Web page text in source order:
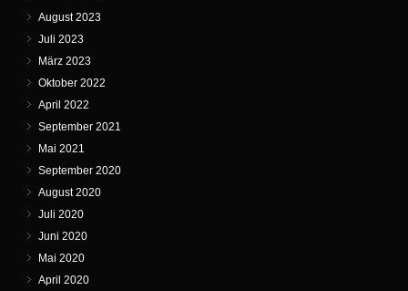
August 2023
Juli 2023
März 2023
Oktober 2022
April 2022
September 2021
Mai 2021
September 2020
August 2020
Juli 2020
Juni 2020
Mai 2020
April 2020